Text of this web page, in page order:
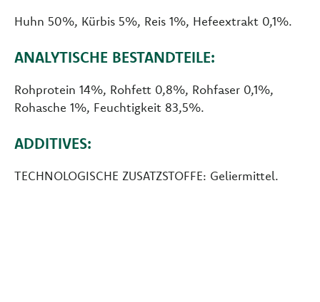
Huhn 50%, Kürbis 5%, Reis 1%, Hefeextrakt 0,1%.
ANALYTISCHE BESTANDTEILE:
Rohprotein 14%, Rohfett 0,8%, Rohfaser 0,1%,
Rohasche 1%, Feuchtigkeit 83,5%.
ADDITIVES:
TECHNOLOGISCHE ZUSATZSTOFFE: Geliermittel.